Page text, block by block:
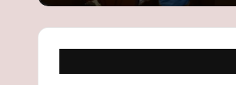
وزيرا الإنتاج الحربي والاستثمار يبحثان تعزيز